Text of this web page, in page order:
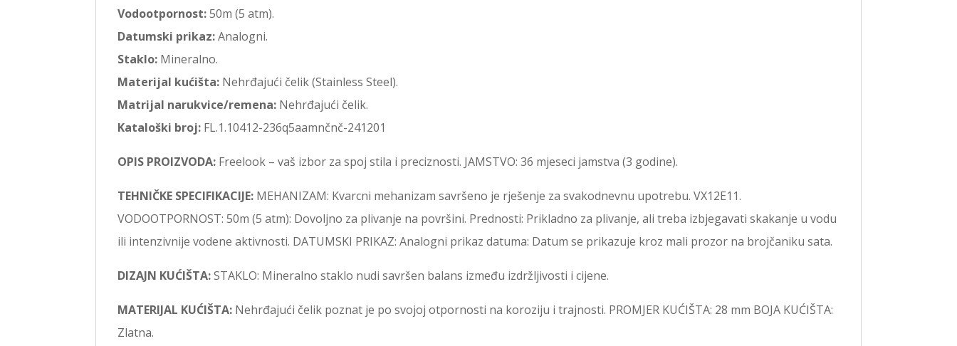
Vodootpornost:50m (5 atm).
Datumski prikaz:Analogni.
Staklo: Mineralno.
Materijal kućišta: Nehrđajući čelik (Stainless Steel).
Matrijal narukvice/remena: Nehrđajući čelik.
Kataloški broj: FL.1.10412-236q5aamnčnč-241201
OPIS PROIZVODA: Freelook – vaš izbor za spoj stila i preciznosti. JAMSTVO: 36 mjeseci jamstva (3 godine).
TEHNIČKE SPECIFIKACIJE: MEHANIZAM: Kvarcni mehanizam savršeno je rješenje za svakodnevnu upotrebu. VX12E11.
VODOOTPORNOST: 50m (5 atm): Dovoljno za plivanje na površini. Prednosti: Prikladno za plivanje, ali treba izbjegavati skakanje u vodu
ili intenzivnije vodene aktivnosti. DATUMSKI PRIKAZ: Analogni prikaz datuma: Datum se prikazuje kroz mali prozor na brojčaniku sata.
DIZAJN KUĆIŠTA:STAKLO: Mineralno staklo nudi savršen balans između izdržljivosti i cijene.
MATERIJAL KUĆIŠTA: Nehrđajući čelik poznat je po svojoj otpornosti na koroziju i trajnosti. PROMJER KUĆIŠTA: 28 mm BOJA KUĆIŠTA:
Zlatna.